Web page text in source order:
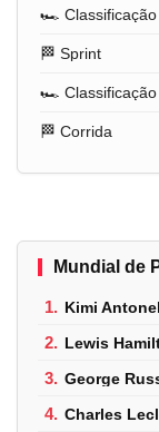
🏎️ Classificação
🏁 Sprint
🏎️ Classificação
🏁 Corrida
Mundial de
1. Kimi
2. Lewis
3. George
4. Charles